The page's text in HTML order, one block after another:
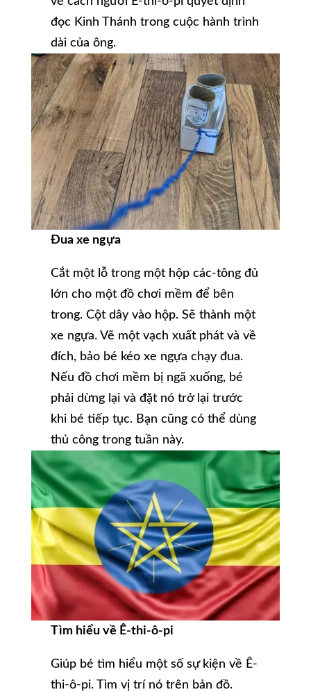
đọc Kinh Thánh trong cuộc hành trình
dài của ông.
Đua xe ngựa
Cắt một lỗ trong một hộp các-tông đủ
lớn cho một đồ chơi mềm để bên
trong. Cột dây vào hộp. Sẽ thành một
xe ngựa. Vẽ một vạch xuất phát và về
đích, bảo bé kéo xe ngựa chạy đua.
Nếu đồ chơi mềm bị ngã xuống, bé
phải dừng lại và đặt nó trở lại trước
khi bé tiếp tục. Bạn cũng có thể dùng
thủ công trong tuần này.
Tìm hiểu về Ê-thi-ô-pi
Giúp bé tìm hiểu một số sự kiện về Ê-
thi-ô-pi. Tìm vị trí nó trên bản đồ.